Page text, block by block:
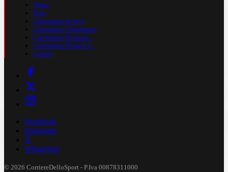
Video
Foto
Calendario Serie A
Calendario Champions
Calendario Europa L.
Calendario Premier L.
Casinò
Facebook
Instagram
X
WhatsApp
© 2026 CorriereDelloSport - P.Iva 00878311000